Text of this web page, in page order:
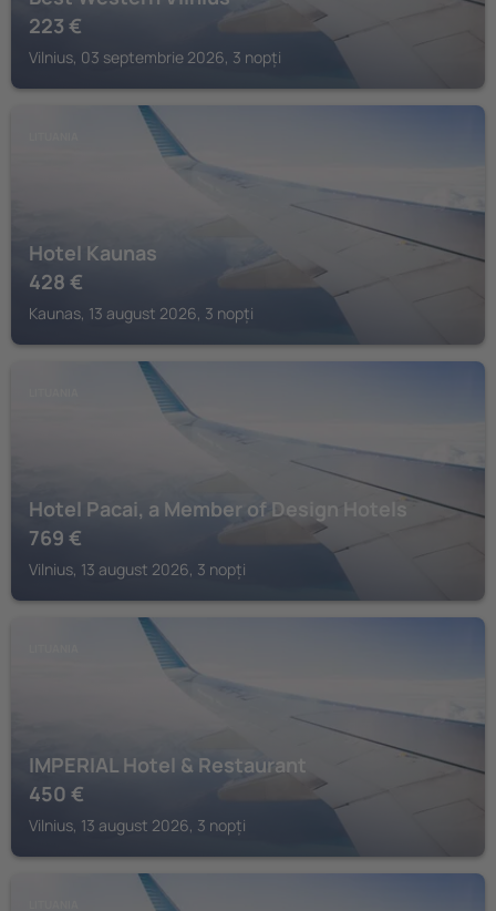
223 €
Vilnius, 03 septembrie 2026, 3 nopți
Hotel Kaunas
428 €
Kaunas, 13 august 2026, 3 nopți
Hotel Pacai, a Member of Design Hotels
769 €
Vilnius, 13 august 2026, 3 nopți
IMPERIAL Hotel & Restaurant
450 €
Vilnius, 13 august 2026, 3 nopți